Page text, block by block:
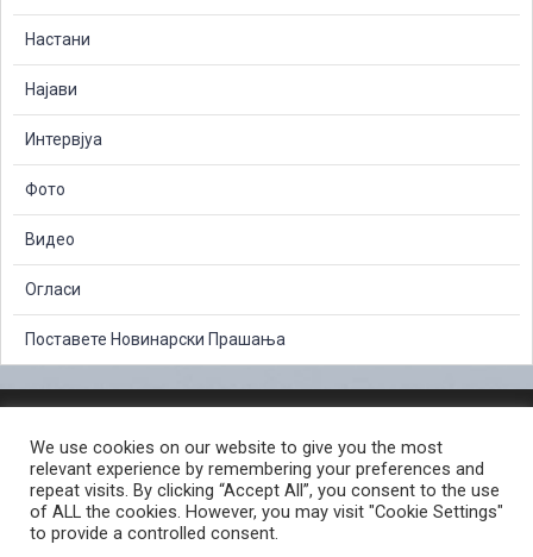
Настани
Најави
Интервјуа
Фото
Видео
Огласи
Поставете Новинарски Прашања
СЛОБОДЕН ПРИСТАП ДО ИНФОРМАЦИИ ОД ЈАВЕН КАРАКТЕР
ПОСТАПКА ЗА ПРИЈАВА НА КРИВИЧНО ДЕЛО
КОРИСНИ ЛИНКОВИ
ПОЛИТИКА ЗА ПРИВАТНОСТ ВЕБ СТРАНИЦА
We use cookies on our website to give you the most
relevant experience by remembering your preferences and
repeat visits. By clicking “Accept All”, you consent to the use
of ALL the cookies. However, you may visit "Cookie Settings"
to provide a controlled consent.